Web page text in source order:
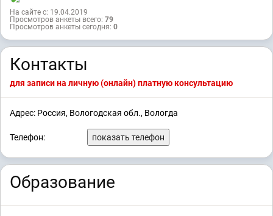
На сайте с: 19.04.2019
Просмотров анкеты всего: 79
Просмотров анкеты сегодня: 0
Контакты
для записи на личную (онлайн) платную консультацию
Адрес: Россия, Вологодская обл., Вологда
Телефон: показать телефон
Образование